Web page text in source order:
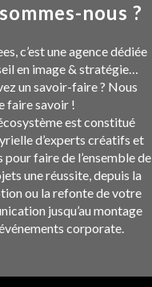
nous ?
c’est une agence dédiée
en image & stratégie…
un savoir-faire ? Nous
faire savoir !
est constitué
d’experts créatifs et
faire de l’ensemble de
une réussite, depuis la
ou la refonte de votre
jusqu’au montage
corporate.